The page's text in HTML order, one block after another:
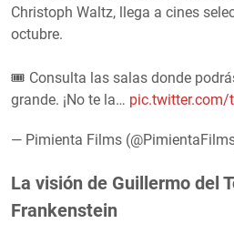
Christoph Waltz, llega a cines
octubre.
🎟️ Consulta las salas donde
grande. ¡No te la… pic.twitter.com/
— Pimienta Films
La visión de Guillermo del
Frankenstein